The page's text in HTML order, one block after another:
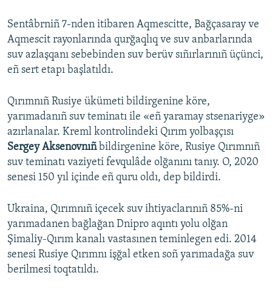
Sentâbrniñ 7-nden itibaren Aqmescitte, Bağçasaray ve
Aqmescit rayonlarında qurğaqlıq ve suv anbarlarında
suv azlaşqanı sebebinden suv berüv sıñırlarınıñ üçünci,
eñ sert etapı başlatıldı.
Qırımnıñ Rusiye ükümeti bildirgenine köre,
yarımadanıñ suv teminatı ile «eñ yaramay stsenariyge»
azırlanalar. Kreml kontrolindeki Qırım yolbaşçısı
Sergey Aksenovnıñbildirgenine köre, Rusiye Qırımnıñ
suv teminatı vaziyeti fevqulâde olğanını tanıy. O, 2020
senesi 150 yıl içinde eñ quru oldı, dep bildirdi.
Ukraina, Qırımnıñ içecek suv ihtiyaclarınıñ 85%-ni
yarımadanen bağlağan Dnipro aqıntı yolu olğan
Şimaliy-Qırım kanalı vastasınen teminlegen edi. 2014
senesi Rusiye Qırımnı işğal etken soñ yarımadağa suv
berilmesi toqtatıldı.